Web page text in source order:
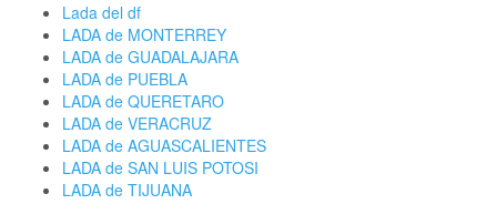
Lada del df
LADA de MONTERREY
LADA de GUADALAJARA
LADA de PUEBLA
LADA de QUERETARO
LADA de VERACRUZ
LADA de AGUASCALIENTES
LADA de SAN LUIS POTOSI
LADA de TIJUANA